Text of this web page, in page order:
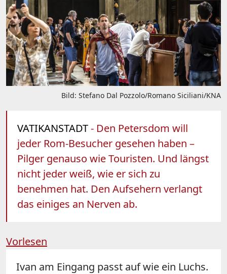
Bild: Stefano Dal Pozzolo/Romano Siciliani/KNA
VATIKANSTADT- Den Petersdom will
jeder Rom-Besucher gesehen haben –
Pilger genauso wie Touristen. Und längst
nicht jeder weiß, wie er sich zu
benehmen hat. Den Aufsehern verlangt
das einiges an Nerven ab.
Vorlesen
Ivan am Eingang passt auf wie ein Luchs.